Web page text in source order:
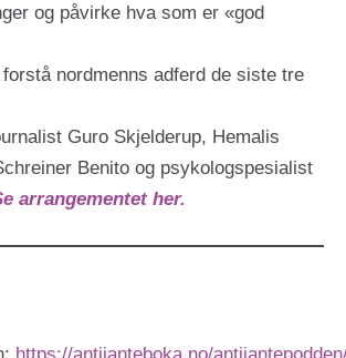
og påvirke hva som er «god
nordmenns adferd de siste tre
Guro Skjelderup, Hemalis
Benito og psykologspesialist
arrangementet her.